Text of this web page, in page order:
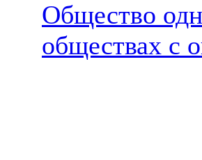
Общество
обществах с